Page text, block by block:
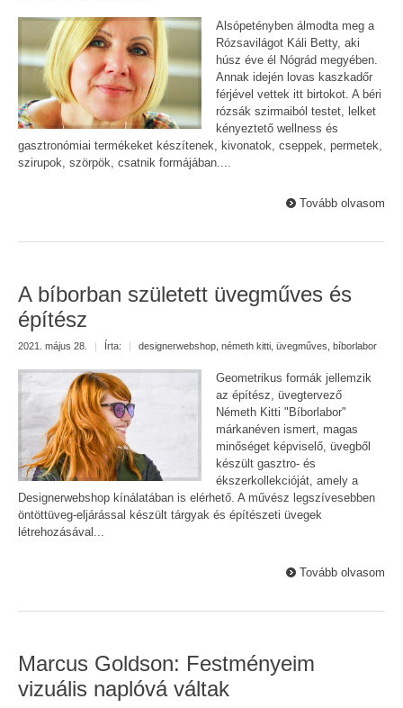
Alsópetényben álmodta meg a
Rózsavilágot Káli Betty, aki
húsz éve él Nógrád megyében.
Annak idején lovas kaszkadőr
férjével vettek itt birtokot. A béri
rózsák szirmaiból testet, lelket
kényeztető wellness és
gasztronómiai termékeket készítenek, kivonatok, cseppek, permetek,
szirupok, szörpök, csatnik formájában....
Tovább olvasom
A bíborban született üvegműves és
építész
2021. május 28. | Írta: | designerwebshop németh kitti üvegműves bíborlabor
Geometrikus formák jellemzik
az építész, üvegtervező
Németh Kitti "Bíborlabor"
márkanéven ismert, magas
minőséget képviselő, üvegből
készült gasztro- és
ékszerkollekcióját, amely a
Designerwebshop kínálatában is elérhető. A művész legszívesebben
öntöttüveg-eljárással készült tárgyak és építészeti üvegek
létrehozásával...
Tovább olvasom
Marcus Goldson: Festményeim
vizuális naplóvá váltak